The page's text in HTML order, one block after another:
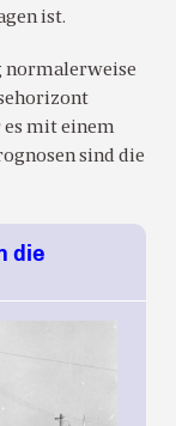
ist.
normalerweise
es mit einem
sind die
die